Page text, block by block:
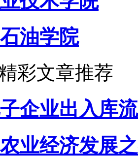
油学院
彩文章推荐
企业出入库
业经济发展